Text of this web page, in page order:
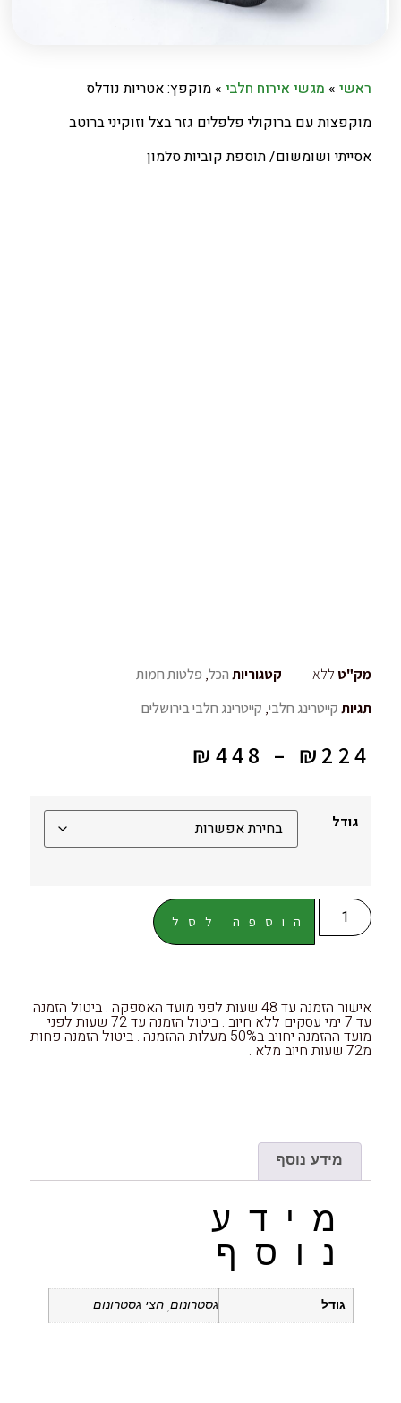
ראשי » מגשי אירוח חלבי »מוקפץ: אטריות נודלס
מוקפצות עם ברוקולי פלפלים גזר בצל וזוקיני ברוטב
אסייתי ושומשום/ תוספת קוביות סלמון
מק"ט ללא קטגוריותהכל, פלטות חמות
תגיותקייטרינג חלבי, קייטרינג חלבי בירושלים
₪ 224
–
₪ 448
גודל
הוספה לסל
אישור הזמנה עד 48 שעות לפני מועד האספקה . ביטול הזמנה
עד 7 ימי עסקים ללא חיוב . ביטול הזמנה עד 72 שעות לפני
מועד ההזמנה יחויב ב50% מעלות ההזמנה . ביטול הזמנה פחות
מ72 שעות חיוב מלא .
מידע נוסף
מידע
נוסף
גודל גסטרונום, חצי גסטרונום